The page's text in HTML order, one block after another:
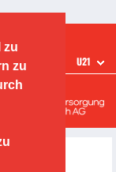
zu
zu
U21